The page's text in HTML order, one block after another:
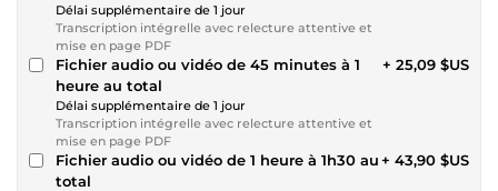
Délai supplémentaire de 1 jour
Transcription intégrelle avec relecture attentive et
mise en page PDF
Fichier audio ou vidéo de 45 minutes à 1
heure au total
Délai supplémentaire de 1 jour
Transcription intégrelle avec relecture attentive et
mise en page PDF
+ 25,09 $US
Fichier audio ou vidéo de 1 heure à 1h30 au
total
+ 43,90 $US